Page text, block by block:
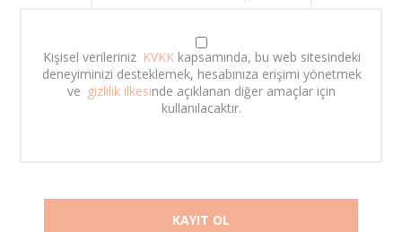
Kişisel verileriniz KVKK kapsamında, bu web sitesindeki
deneyiminizi desteklemek, hesabınıza erişimi yönetmek
ve gizlilik ilkesinde açıklanan diğer amaçlar için
kullanılacaktır.